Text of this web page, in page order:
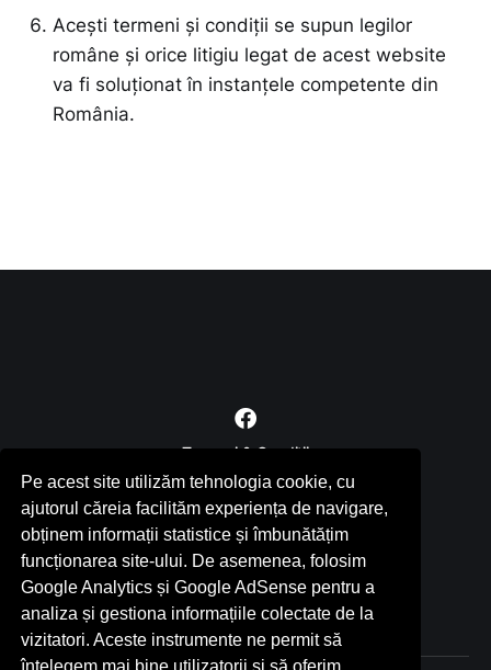
Pe acest site utilizăm tehnologia cookie, cu
ajutorul căreia facilităm experiența de navigare,
obținem informații statistice și îmbunătățim
funcționarea site-ului. De asemenea, folosim
Google Analytics și Google AdSense pentru a
analiza și gestiona informațiile colectate de la
vizitatori. Aceste instrumente ne permit să
înțelegem mai bine utilizatorii și să oferim
Acești termeni și condiții se supun legilor
române și orice litigiu legat de acest website
va fi soluționat în instanțele competente din
România.
Termeni & Condiții
RSS
Contact
Politica de confidențialitate